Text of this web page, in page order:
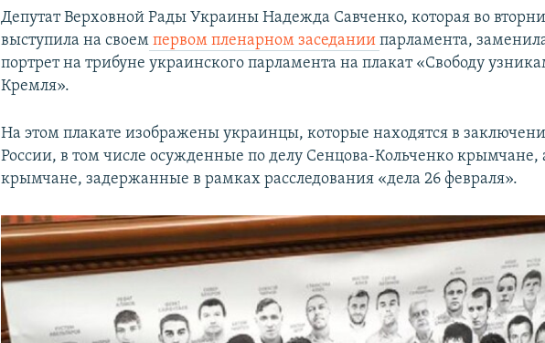
Депутат Верховной Рады Украины Надежда Савченко, которая во
выступила на своем первом пленарном заседаниипарламента,
портрет на трибуне украинского парламента на плакат «Свободу
Кремля».
На этом плакате изображены украинцы, которые находятся в
России, в том числе осужденные по делу Сенцова-Кольченко крымчане,
крымчане, задержанные в рамках расследования «дела 26 февраля».